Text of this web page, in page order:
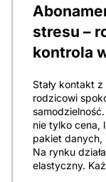
warunków.
bazowa, czyli
po rabatach,
[…]
stresu –
kontrola
Stały kontakt
rodzicowi
nie tylko cena,
pakiet danych,
Na rynku
elastyczny.